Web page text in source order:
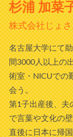
杉浦 加菜
株式会社じょ
名古屋大学にて
間3000人以上の
術室・NICUでの
会う。
第1子出産後、夫
で言葉や文化の
直後に日本に帰